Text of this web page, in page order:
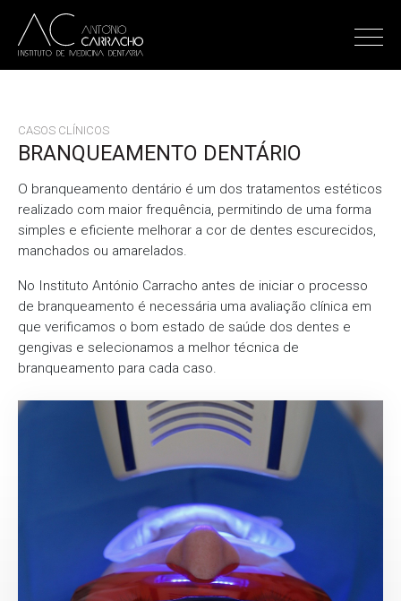
CASOS CLÍNICOS
BRANQUEAMENTO DENTÁRIO
O branqueamento dentário é um dos tratamentos estéticos
realizado com maior frequência, permitindo de uma forma
simples e eficiente melhorar a cor de dentes escurecidos,
manchados ou amarelados.
No Instituto António Carracho antes de iniciar o processo
de branqueamento é necessária uma avaliação clínica em
que verificamos o bom estado de saúde dos dentes e
gengivas e selecionamos a melhor técnica de
branqueamento para cada caso.